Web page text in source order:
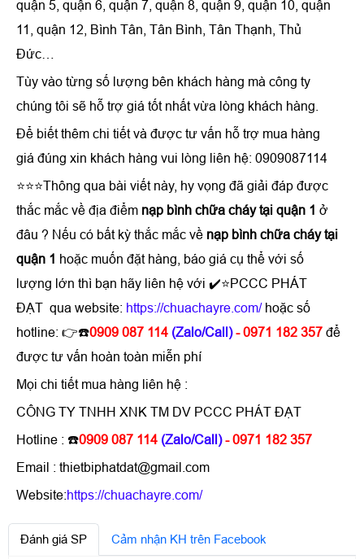
quận 5, quận 6, quận 7, quận 8, quận 9, quận 10, quận
11, quận 12, Bình Tân, Tân Bình, Tân Thạnh, Thủ
Đức…
Tùy vào từng số lượng bên khách hàng mà công ty
chúng tôi sẽ hỗ trợ giá tốt nhất vừa lòng khách hàng.
Để biết thêm chi tiết và được tư vấn hỗ trợ mua hàng
giá đúng xin khách hàng vui lòng liên hệ: 0909087114
⭐⭐⭐Thông qua bài viết này, hy vọng đã giải đáp được
thắc mắc về địa điểm nạp bình chữa cháy tại quận 1 ở
đâu ? Nếu có bất kỳ thắc mắc về nạp bình chữa cháy tại
quận 1 hoặc muốn đặt hàng, báo giá cụ thể với số
lượng lớn thì bạn hãy liên hệ với ✔️⭐PCCC PHÁT
ĐẠT qua website: https://chuachayre.com/ hoặc số
hotline: 👉☎️0909 087 114 (Zalo/Call) - 0971 182 357 để
được tư vấn hoàn toàn miễn phí
Mọi chi tiết mua hàng liên hệ :
CÔNG TY TNHH XNK TM DV PCCC PHÁT ĐẠT
Hotline : ☎️0909 087 114 (Zalo/Call) - 0971 182 357
Email : thietbiphatdat@gmail.com
Website:https://chuachayre.com/
Đánh giá SP Cảm nhận KH trên Facebook